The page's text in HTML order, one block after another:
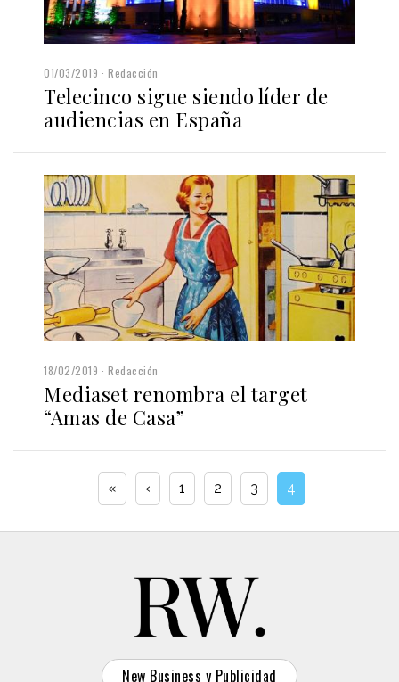
01/03/2019 Redacción
Telecinco sigue siendo líder de
audiencias en España
18/02/2019 Redacción
Mediaset renombra el target
“Amas de Casa”
« ‹ 1 2 3 4
New Business y Publicidad